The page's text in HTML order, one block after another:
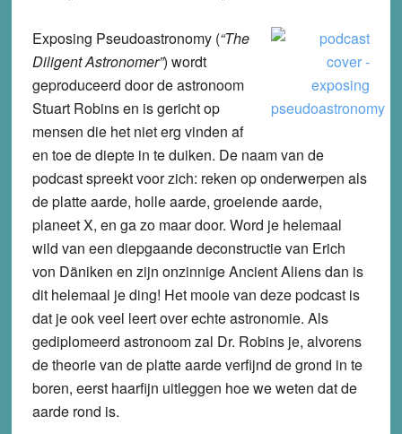
Exposing Pseudoastronomy (“The
Diligent Astronomer”) wordt
geproduceerd door de astronoom
Stuart Robins en is gericht op
mensen die het niet erg vinden af
en toe de diepte in te duiken. De naam van de
podcast spreekt voor zich: reken op onderwerpen als
de platte aarde, holle aarde, groeiende aarde,
planeet X, en ga zo maar door. Word je helemaal
wild van een diepgaande deconstructie van Erich
von Däniken en zijn onzinnige Ancient Aliens dan is
dit helemaal je ding! Het mooie van deze podcast is
dat je ook veel leert over echte astronomie. Als
gediplomeerd astronoom zal Dr. Robins je, alvorens
de theorie van de platte aarde verfijnd de grond in te
boren, eerst haarfijn uitleggen hoe we weten dat de
aarde rond is.